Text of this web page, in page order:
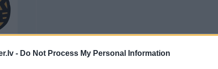
- Do Not Process My Personal Information